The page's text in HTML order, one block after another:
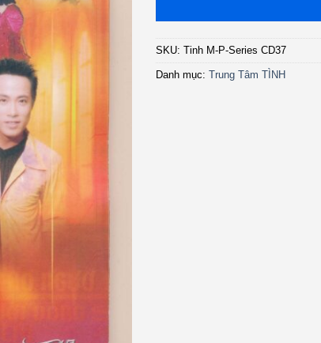
SKU: Tinh M-P-Series CD37
Danh mục: Trung Tâm TÌNH